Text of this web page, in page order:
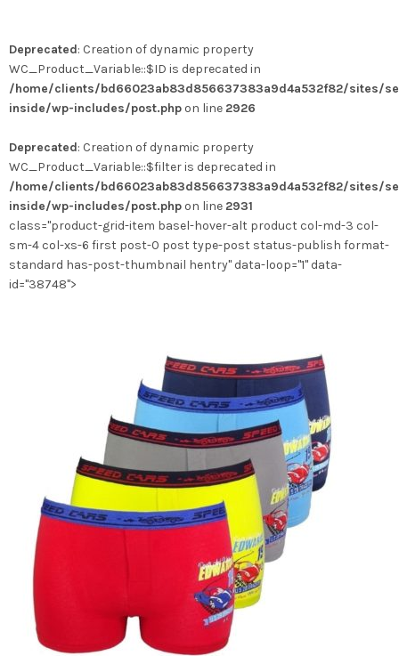
Deprecated: Creation of dynamic property
WC_Product_Variable::$ID is deprecated in
/home/clients/bd66023ab83d856637383a9d4a532f82/sites/
inside/wp-includes/post.php on line 2926
Deprecated: Creation of dynamic property
WC_Product_Variable::$filter is deprecated in
/home/clients/bd66023ab83d856637383a9d4a532f82/sites/
inside/wp-includes/post.php on line 2931
class="product-grid-item basel-hover-alt product col-md-3 col-
sm-4 col-xs-6 first post-0 post type-post status-publish format-
standard has-post-thumbnail hentry" data-loop="1" data-
id="38748">